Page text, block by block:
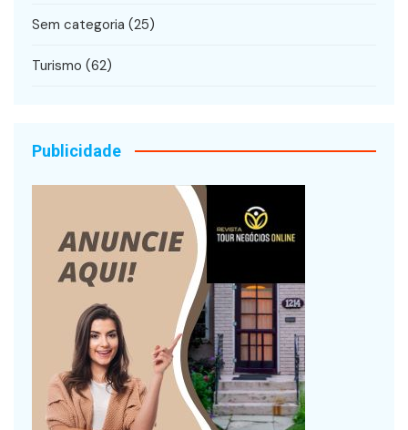
Sem categoria (25)
Turismo (62)
Publicidade